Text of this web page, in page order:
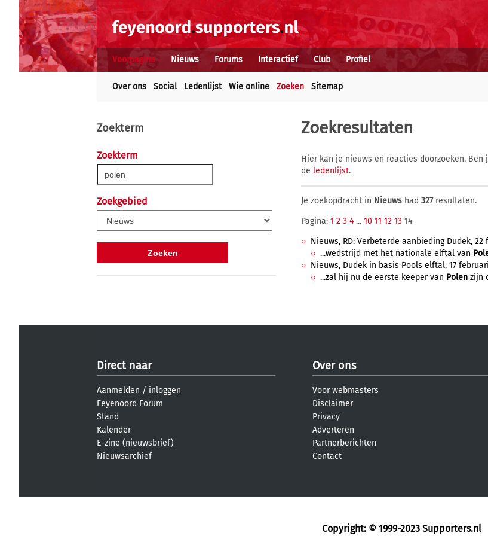
Voorpagina Nieuws Forums Interactief Club Profiel
Over ons Social Ledenlijst Wie online Zoeken Sitemap
Zoekterm
Zoekterm
Zoekgebied
Zoekresultaten
Hier kan je nieuws en reacties doorzoeken.
de ledenlijst.
Je zoekopdracht in Nieuws had 327resultaten.
Pagina: 1 2 3 4 ... 10 11 12 13 14
Nieuws, RD: Verbeterde aanbieding Dudek, 22
...wedstrijd met het nationale elftal van
Nieuws, Dudek in basis Pools elftal, 17 februari
...zal hij nu de eerste keeper van Polen zijn
Direct naar
Aanmelden / inloggen
Feyenoord Forum
Stand
Kalender
E-zine (nieuwsbrief)
Nieuwsarchief
Over ons
Voor webmasters
Disclaimer
Privacy
Adverteren
Partnerberichten
Contact
Copyright: © 1999-2023 Supporters.nl